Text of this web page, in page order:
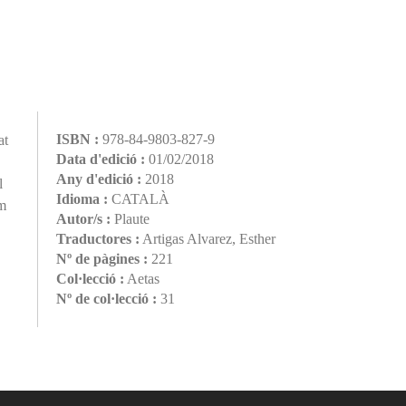
ISBN : 978-84-9803-827-9
Data d'edició : 01/02/2018
Any d'edició : 2018
Idioma : CATALÀ
Autor/s : Plaute
Traductores : Artigas Alvarez, Esther
Nº de pàgines : 221
Col·lecció : Aetas
Nº de col·lecció : 31